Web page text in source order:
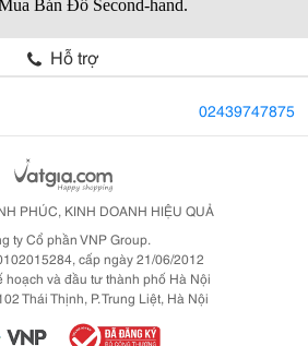
Hỗ trợ
02439747875
PHÚC, KINH DOANH HIỆU QUẢ
ty Cổ phần VNP Group.
cấp ngày 21/06/2012
hoạch và đầu tư thành phố Hà Nội
Thái Thịnh, P. Trung Liệt, Hà Nội